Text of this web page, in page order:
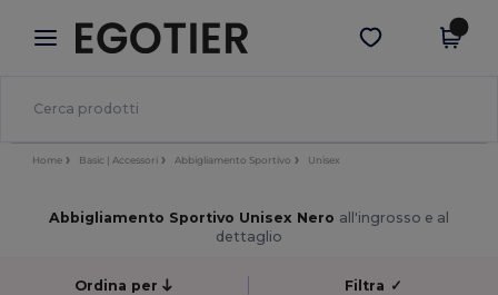
× App Egotier
Prezzi migliori sull'app!
Scarica app
Home Basic | Accessori Abbigliamento Sportivo Unisex
Abbigliamento Sportivo Unisex Nero all'ingrosso e al
dettaglio
Ordina per Filtra ✓